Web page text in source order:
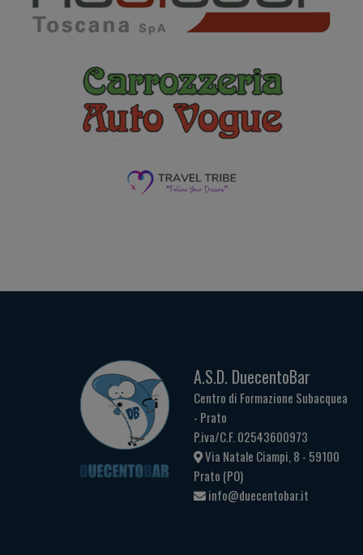
A.S.D. DuecentoBar
Centro di Formazione Subacquea
- Prato
P.iva/C.F. 02543600973
Via Natale Ciampi, 8 - 59100
Prato (PO)
info@duecentobar.it